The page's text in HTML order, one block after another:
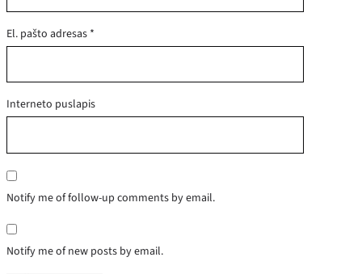
El. pašto adresas *
Interneto puslapis
Notify me of follow-up comments by email.
Notify me of new posts by email.